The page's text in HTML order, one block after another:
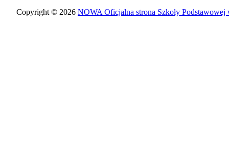
Copyright © 2026NOWA Oficjalna strona Szkoły